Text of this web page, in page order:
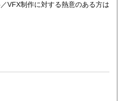
VFX制作に対する熱意のある方は